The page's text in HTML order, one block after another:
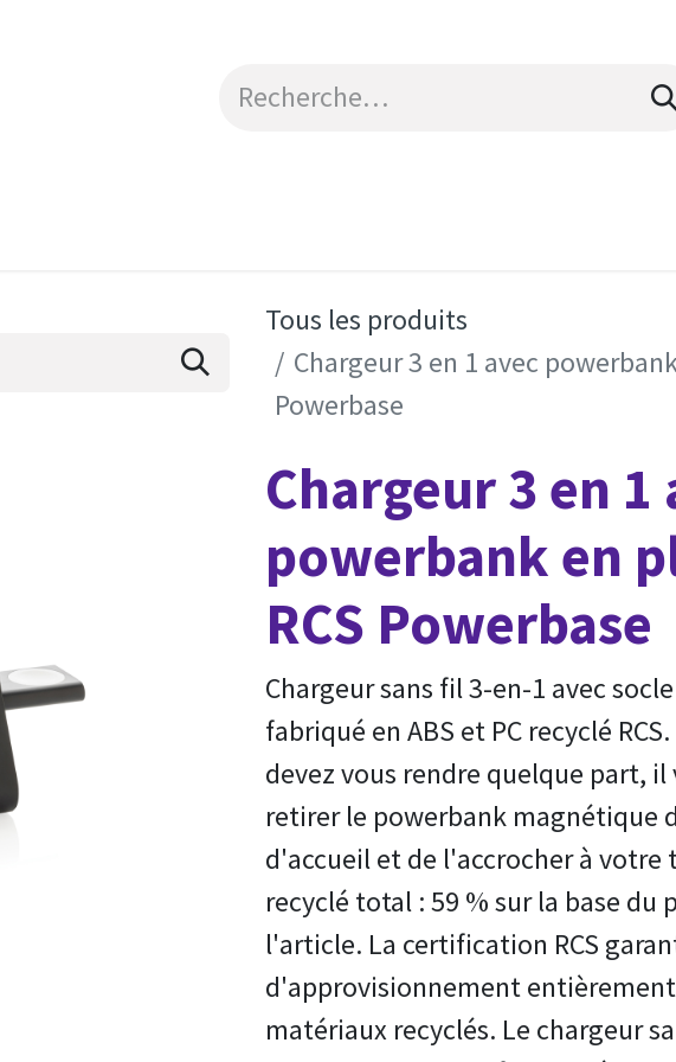
Tous les produits
Chargeur 3 en 1 avec
Powerbase
Chargeur 3 en 1
powerbank en
RCS Powerbase
Chargeur sans fil 3-en-1 avec
fabriqué en ABS et PC recyclé
devez vous rendre quelque part,
retirer le powerbank magnétique
d'accueil et de l'accrocher à votre
recyclé total : 59 % sur la base du
l'article. La certification RCS
d'approvisionnement
matériaux recyclés. Le chargeur